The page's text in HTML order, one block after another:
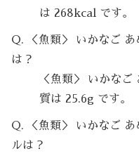
は 268kcal です。
Q. ＜魚類＞ いかなご
は？
＜魚類＞ いかなご
質は 25.6g です。
Q. ＜魚類＞ いかなご
ルは？